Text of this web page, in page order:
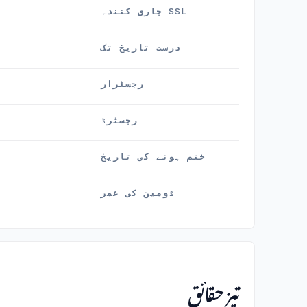
SSL جاری کنندہ
درست تاریخ تک
رجسٹرار
رجسٹرڈ
ختم ہونے کی تاریخ
ڈومین کی عمر
تیز حقائق